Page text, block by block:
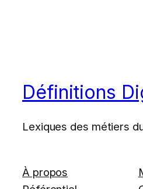
Définitions
Lexiques des métiers
À propos